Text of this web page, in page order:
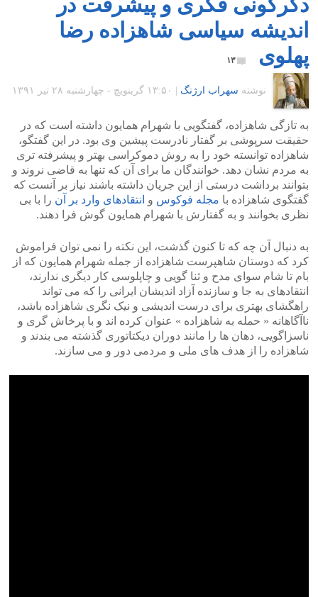
اندیشه سیاسی شاهزاده رضا
پهلوی
۱۳
نوشته سهراب ارژنگ ۱۳:۵۰ گرينويچ - چهارشنبه ۲۸ تیر ۱۳۹۱
به تازگی شاهزاده، گفتگویی با شهرام همایون داشته است که در
حقیقت سرپوشی بر گفتار نادرست پیشین وی بود. در این گفتگو،
شاهزاده توانسته خود را به روش دموکراسی بهتر و پیشرفته تری
به مردم نشان دهد. خوانندگان ما برای آن که تنها به قاضی نروند و
بتوانند برداشت درستی از این جریان داشته باشند نیاز بر آنست که
گفتگوی شاهزاده با مجله فوکوس و انتقادهای وارد بر آن را با بی
نظری بخوانند و به گفتارش با شهرام همایون گوش فرا دهند.
به دنبال آن چه که تا کنون گذشت، این نکته را نمی توان فراموش
کرد که دوستان شاهپرست شاهزاده از جمله شهرام همایون که از
بام تا شام سوای مدح و ثنا گویی و چاپلوسی کار دیگری ندارند،
انتقادهای به جا و سازنده آزاد اندیشان ایرانی را که می تواند
راهگشای بهتری برای درست اندیشی و نیک نگری شاهزاده باشد،
ناآگاهانه « حمله به شاهزاده » عنوان کرده اند و با پرخاش گری و
ناسزاگویی، دهان ها را مانند دوران دیکتاتوری گذشته می بندند و
شاهزاده را از هدف های ملی و مردمی دور و می سازند.